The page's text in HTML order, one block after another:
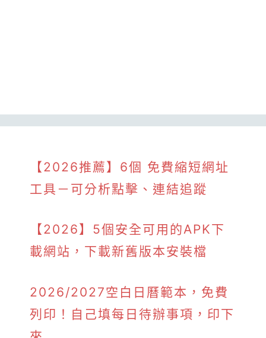
【2026推薦】6個 免費縮短網址
工具－可分析點擊、連結追蹤
【2026】5個安全可用的APK下
載網站，下載新舊版本安裝檔
2026/2027空白日曆範本，免費
列印！自己填每日待辦事項，印下